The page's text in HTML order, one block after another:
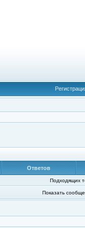
Ответов
Подходящих
Показать